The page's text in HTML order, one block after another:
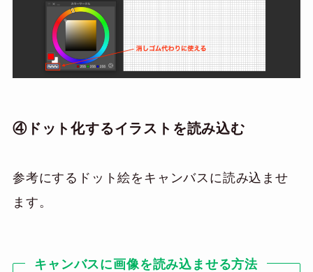
④ドット化するイラストを読み込む
参考にするドット絵をキャンバスに読み込ませ
ます。
キャンバスに画像を読み込ませる方法